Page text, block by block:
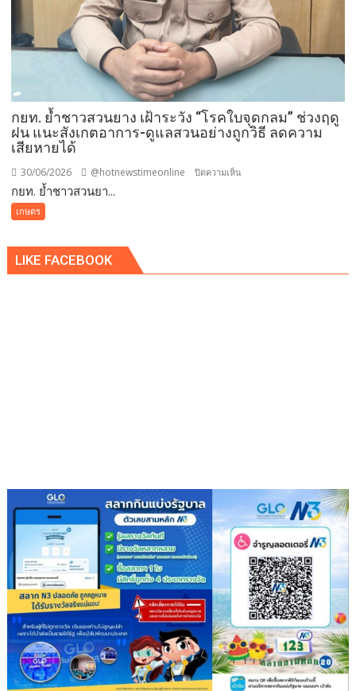
ประกวด
ข้อ
เสนอ
โครงการ
วิจัย
ปั้น
ต่อ
กยท. ย้ำชาวสวนยาง เฝ้าระวัง “โรคใบจุดกลม” ช่วงฤดู
ฝน แนะสังเกตอาการ-ดูแลสวนอย่างถูกวิธี ลดความ
เสียหายได้
30/06/2026 @hotnewstimeonline ปิดความเห็น
ระวัง
อย่าง
ถูก
วิธี
ลด
ความ
เสีย
หาย
ได้
กยท. ย้ำชาวสวนยา...
เกษตร
LIKE FACEBOOK